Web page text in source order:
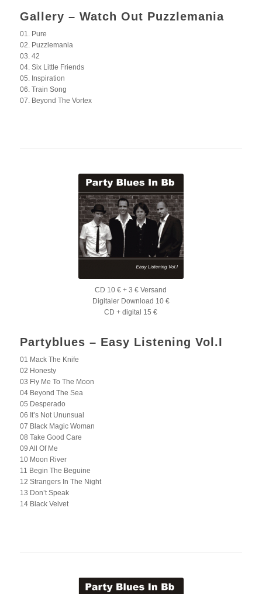
Gallery – Watch Out Puzzlemania
01. Pure
02. Puzzlemania
03. 42
04. Six Little Friends
05. Inspiration
06. Train Song
07. Beyond The Vortex
CD 10 € + 3 € Versand
Digitaler Download 10 €
CD + digital 15 €
Partyblues – Easy Listening Vol.I
01 Mack The Knife
02 Honesty
03 Fly Me To The Moon
04 Beyond The Sea
05 Desperado
06 It’s Not Ununsual
07 Black Magic Woman
08 Take Good Care
09 All Of Me
10 Moon River
11 Begin The Beguine
12 Strangers In The Night
13 Don’t Speak
14 Black Velvet